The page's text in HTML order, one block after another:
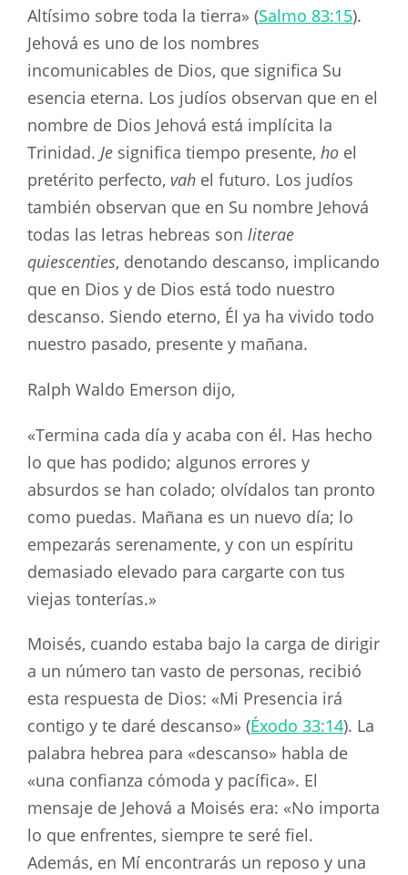
Altísimo sobre toda la tierra» (Salmo 83:15).
Jehová es uno de los nombres
incomunicables de Dios, que significa Su
esencia eterna. Los judíos observan que en el
nombre de Dios Jehová está implícita la
Trinidad. Je significa tiempo presente, ho el
pretérito perfecto, vah el futuro. Los judíos
también observan que en Su nombre Jehová
todas las letras hebreas son literae
quiescenties, denotando descanso, implicando
que en Dios y de Dios está todo nuestro
descanso. Siendo eterno, Él ya ha vivido todo
nuestro pasado, presente y mañana.
Ralph Waldo Emerson dijo,
«Termina cada día y acaba con él. Has hecho
lo que has podido; algunos errores y
absurdos se han colado; olvídalos tan pronto
como puedas. Mañana es un nuevo día; lo
empezarás serenamente, y con un espíritu
demasiado elevado para cargarte con tus
viejas tonterías.»
Moisés, cuando estaba bajo la carga de dirigir
a un número tan vasto de personas, recibió
esta respuesta de Dios: «Mi Presencia irá
contigo y te daré descanso» (Éxodo 33:14). La
palabra hebrea para «descanso» habla de
«una confianza cómoda y pacífica». El
mensaje de Jehová a Moisés era: «No importa
lo que enfrentes, siempre te seré fiel.
Además, en Mí encontrarás un reposo y una